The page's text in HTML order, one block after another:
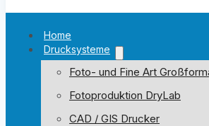
Home
Drucksysteme
Foto- und Fine Art
Fotoproduktion DryLab
CAD / GIS Drucker